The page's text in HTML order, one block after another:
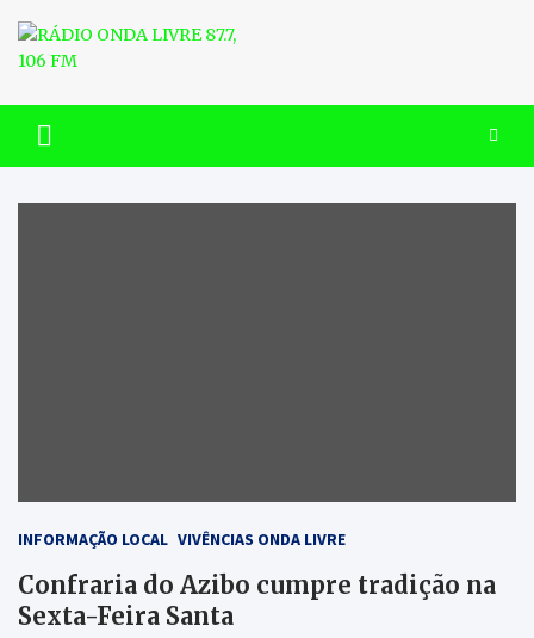
content
RÁDIO ONDA LIVRE 87.7, 106
FM
INFORMAÇÃO LOCAL VIVÊNCIAS ONDA LIVRE
Confraria do Azibo cumpre tradição na
Sexta-Feira Santa